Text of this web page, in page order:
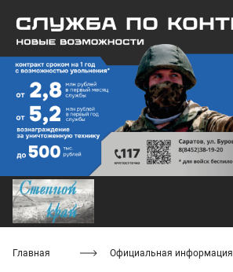
Главная Официальная информация